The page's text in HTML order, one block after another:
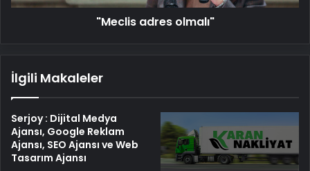
"Meclis adres olmalı"
İlgili Makaleler
Serjoy : Dijital Medya
Ajansı, Google Reklam
Ajansı, SEO Ajansı ve Web
Tasarım Ajansı